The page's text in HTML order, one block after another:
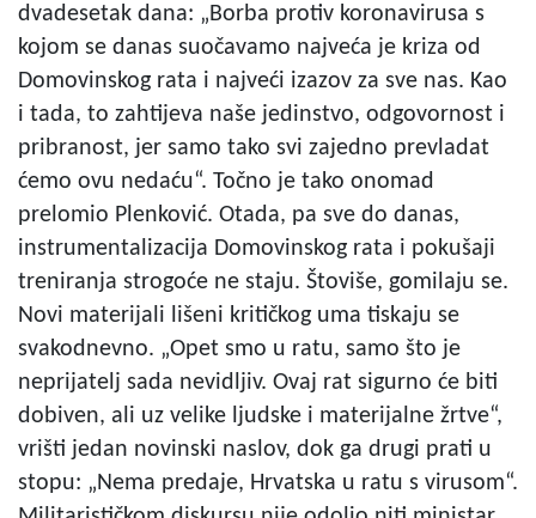
dvadesetak dana: „Borba protiv koronavirusa s
kojom se danas suočavamo najveća je kriza od
Domovinskog rata i najveći izazov za sve nas. Kao
i tada, to zahtijeva naše jedinstvo, odgovornost i
pribranost, jer samo tako svi zajedno prevladat
ćemo ovu nedaću“. Točno je tako onomad
prelomio Plenković. Otada, pa sve do danas,
instrumentalizacija Domovinskog rata i pokušaji
treniranja strogoće ne staju. Štoviše, gomilaju se.
Novi materijali lišeni kritičkog uma tiskaju se
svakodnevno. „Opet smo u ratu, samo što je
neprijatelj sada nevidljiv. Ovaj rat sigurno će biti
dobiven, ali uz velike ljudske i materijalne žrtve“,
vrišti jedan novinski naslov, dok ga drugi prati u
stopu: „Nema predaje, Hrvatska u ratu s virusom“.